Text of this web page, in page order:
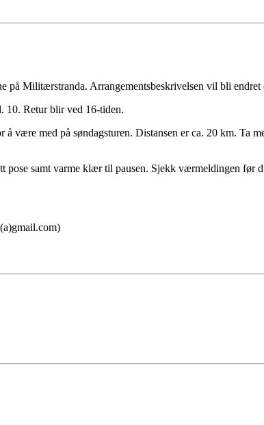
på Militærstranda. Arrangementsbeskrivelsen vil bli
10. Retur blir ved 16-tiden.
være med på søndagsturen. Distansen er ca. 20 km. Ta
pose samt varme klær til pausen. Sjekk værmeldingen før